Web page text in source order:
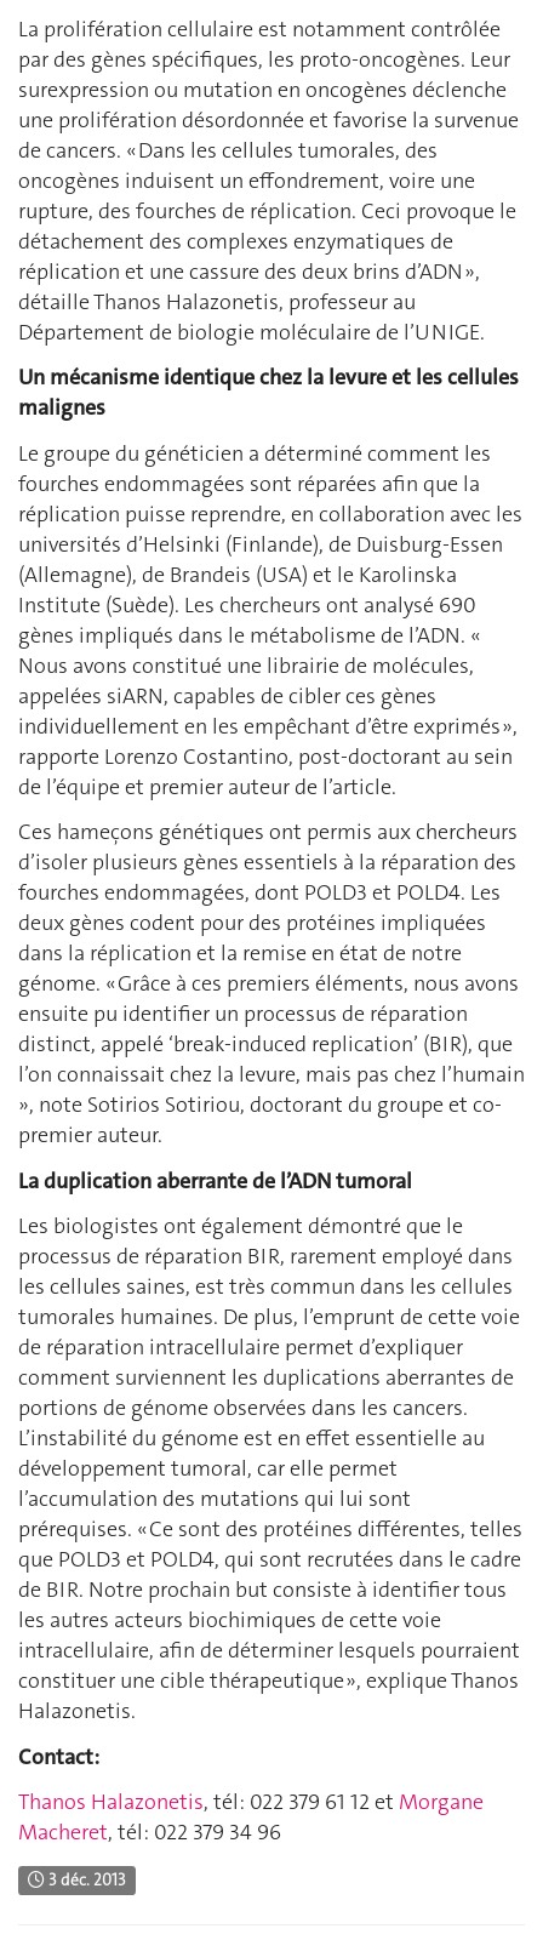
La prolifération cellulaire est notamment contrôlée
par des gènes spécifiques, les proto-oncogènes. Leur
surexpression ou mutation en oncogènes déclenche
une prolifération désordonnée et favorise la survenue
de cancers. « Dans les cellules tumorales, des
oncogènes induisent un effondrement, voire une
rupture, des fourches de réplication. Ceci provoque le
détachement des complexes enzymatiques de
réplication et une cassure des deux brins d’ADN »,
détaille Thanos Halazonetis, professeur au
Département de biologie moléculaire de l’UNIGE.
Un mécanisme identique chez la levure et les cellules
malignes
Le groupe du généticien a déterminé comment les
fourches endommagées sont réparées afin que la
réplication puisse reprendre, en collaboration avec les
universités d’Helsinki (Finlande), de Duisburg-Essen
(Allemagne), de Brandeis (USA) et le Karolinska
Institute (Suède). Les chercheurs ont analysé 690
gènes impliqués dans le métabolisme de l’ADN. «
Nous avons constitué une librairie de molécules,
appelées siARN, capables de cibler ces gènes
individuellement en les empêchant d’être exprimés »,
rapporte Lorenzo Costantino, post-doctorant au sein
de l’équipe et premier auteur de l’article.
Ces hameçons génétiques ont permis aux chercheurs
d’isoler plusieurs gènes essentiels à la réparation des
fourches endommagées, dont POLD3 et POLD4. Les
deux gènes codent pour des protéines impliquées
dans la réplication et la remise en état de notre
génome. « Grâce à ces premiers éléments, nous avons
ensuite pu identifier un processus de réparation
distinct, appelé ‘break-induced replication’ (BIR), que
l’on connaissait chez la levure, mais pas chez l’humain
», note Sotirios Sotiriou, doctorant du groupe et co-
premier auteur.
La duplication aberrante de l’ADN tumoral
Les biologistes ont également démontré que le
processus de réparation BIR, rarement employé dans
les cellules saines, est très commun dans les cellules
tumorales humaines. De plus, l’emprunt de cette voie
de réparation intracellulaire permet d’expliquer
comment surviennent les duplications aberrantes de
portions de génome observées dans les cancers.
L’instabilité du génome est en effet essentielle au
développement tumoral, car elle permet
l’accumulation des mutations qui lui sont
prérequises. « Ce sont des protéines différentes, telles
que POLD3 et POLD4, qui sont recrutées dans le cadre
de BIR. Notre prochain but consiste à identifier tous
les autres acteurs biochimiques de cette voie
intracellulaire, afin de déterminer lesquels pourraient
constituer une cible thérapeutique », explique Thanos
Halazonetis.
Contact:
Thanos Halazonetis, tél: 022 379 61 12 et Morgane
Macheret, tél: 022 379 34 96
3 déc. 2013